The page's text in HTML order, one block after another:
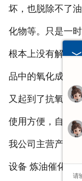
坏，也脱除不了
化物等。只是一
根本上没有解决
品中的氧化成分
又起到了抗氧能
使用方便，自产
我公司主营产品
设备 炼油催化剂